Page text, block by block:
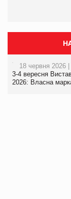
18 червня 2026 |
3-4 вересня
2026: Власна